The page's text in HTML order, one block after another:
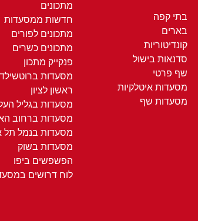
בתי קפה
בארים
קונדיטוריות
סדנאות בישול
שף פרטי
מסעדות איטלקיות
מסעדות שף
מתכונים
חדשות ממסעדות
מתכונים לפורים
מתכונים כשרים
פנקייק מתכון
מסעדות ברוטשילד
ראשון לציון
מסעדות בגליל
מסעדות ברחוב
מסעדות בנמל תל
מסעדות בשוק
הפשפשים ביפו
לוח דרושים